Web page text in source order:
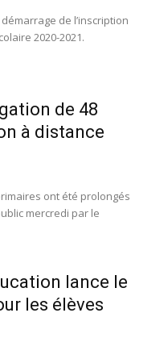
de l’inscription
2020-2021.
de 48
à distance
ont été prolongés
mercredi par le
lance le
les élèves